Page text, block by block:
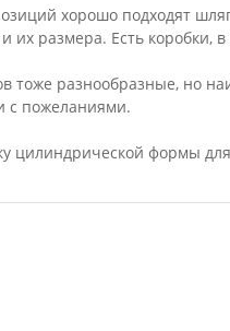
хорошо подходят
их размера. Есть
тоже разнообразные, но
с пожеланиями.
цилиндрической формы